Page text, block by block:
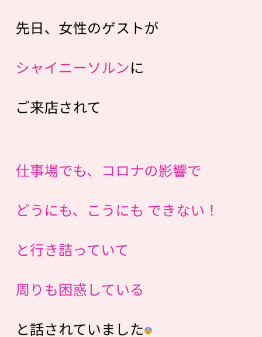
先日、女性のゲストが
シャイニーソルンに
ご来店されて
仕事場でも、コロナの影響で
どうにも、こうにも できない！
と行き詰っていて
周りも困惑している
と話されていました